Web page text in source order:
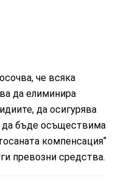
че всяка
да елиминира
да осигурява
да бъде осъществима
компенсация“
превозни средства.